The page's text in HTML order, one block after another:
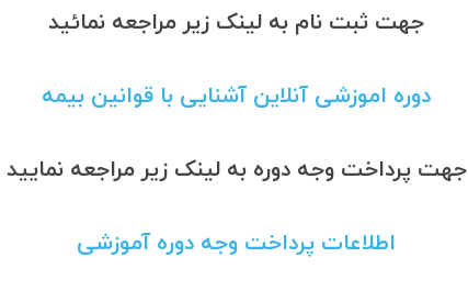
جهت ثبت نام به لینک زیر مراجعه نمائید
دوره اموزشی آنلاین آشنایی با قوانین بیمه
جهت پرداخت وجه دوره به لینک زیر مراجعه نمایید
اطلاعات پرداخت وجه دوره آموزشی